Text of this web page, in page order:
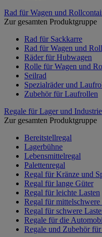
Rad für Wagen und
Zur gesamten Produktgruppe
Rad für Sackkarre
Rad für Wagen und
Räder für Hubwagen
Rolle für Wagen und
Seilrad
Spezialräder und
Zubehör für Laufrollen
Regale für Lager und Industrie
Zur gesamten Produktgruppe
Bereitstellregal
Lagerbühne
Lebensmittelregal
Palettenregal
Regal für Kränze und
Regal für lange Güter
Regal für leichte Lasten
Regal für mittelschwere
Regal für schwere
Regale für die
Regale und Zubehör